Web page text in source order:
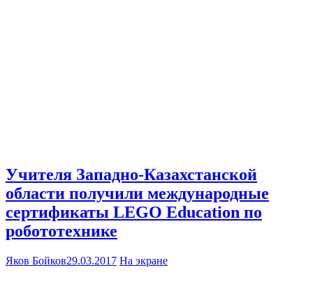
Учителя Западно-Казахстанской
области получили международные
сертификаты LEGO Education по
робототехнике
Яков Бойков29.03.2017 На экране